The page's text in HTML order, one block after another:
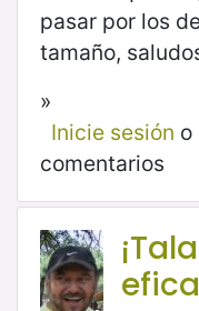
pasar por los
tamaño,
»
Inicie sesión o
comentarios